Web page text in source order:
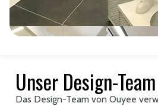
Unser Design-Team
Das Design-Team von Ouyee